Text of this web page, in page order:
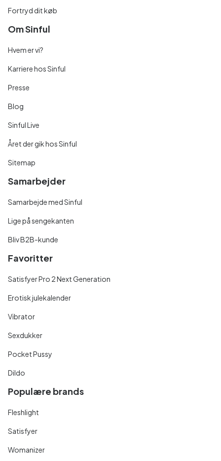
Fortryd dit køb
Om Sinful
Hvem er vi?
Karriere hos Sinful
Presse
Blog
Sinful Live
Året der gik hos Sinful
Sitemap
Samarbejder
Samarbejde med Sinful
Lige på sengekanten
Bliv B2B-kunde
Favoritter
Satisfyer Pro 2 Next Generation
Erotisk julekalender
Vibrator
Sexdukker
Pocket Pussy
Dildo
Populære brands
Fleshlight
Satisfyer
Womanizer